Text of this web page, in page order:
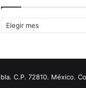
Archivos
C.P. 72810. México.